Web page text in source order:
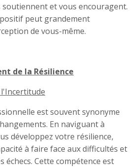
et vous encouragent.
peut grandement
de vous-même.
de la Résilience
est souvent synonyme
En naviguant à
développez votre résilience,
à faire face aux difficultés et
échecs. Cette compétence est